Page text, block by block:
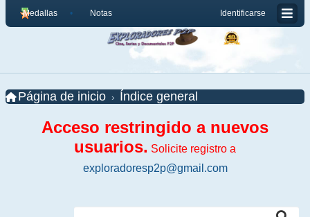
Identificarse
Medallas Notas
Página de inicio Índice general
Acceso restringido a nuevos
usuarios. Solicite registro a
exploradoresp2p@gmail.com